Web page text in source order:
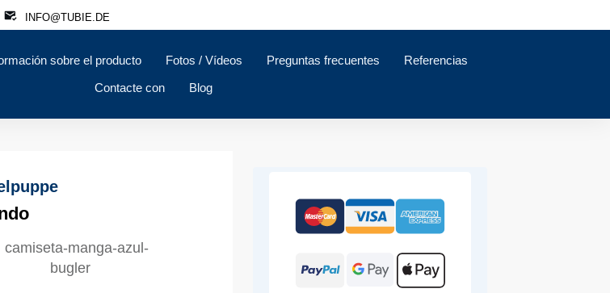
INFO@TUBIE.DE
sobre el producto Fotos / Vídeos Preguntas frecuentes
Referencias
Contacte con
Blog